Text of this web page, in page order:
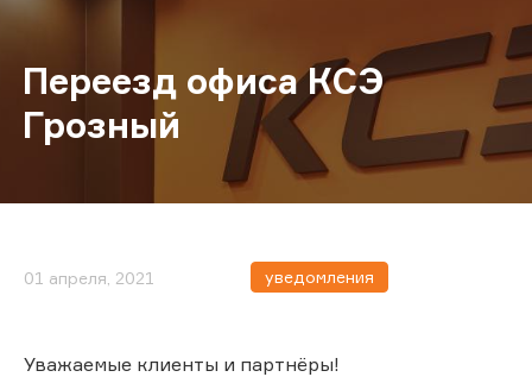
Переезд офиса КСЭ
Грозный
01 апреля, 2021 уведомления
Уважаемые клиенты и партнёры!